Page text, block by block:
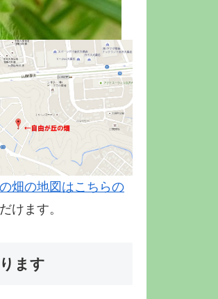
畑の地図はこちらの
けます。
ます